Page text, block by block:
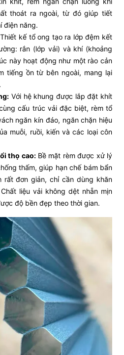
thoát ra ngoài, từ đó giúp tiết
điện năng.
kế tổ ong tạo ra lớp đệm kết
rắn (lớp vải) và khí (khoảng
này hoạt động như một rào cản
tiếng ồn từ bên ngoài, mang lại
Với hệ khung được lắp đặt khít
cấu trúc vải đặc biệt, rèm tổ
ngăn kín đáo, ngăn chặn hiệu
muỗi, ruồi, kiến và các loại côn
thọ cao:Bề mặt rèm được xử lý
thấm, giúp hạn chế bám bẩn
rất đơn giản, chỉ cần dùng khăn
liệu vải không dệt nhẵn mịn
độ bền đẹp theo thời gian.